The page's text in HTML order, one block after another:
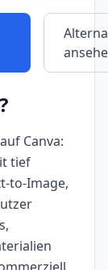
?
Canva:
tief
to-Image,